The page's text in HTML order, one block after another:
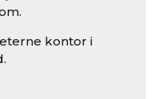
kontor i